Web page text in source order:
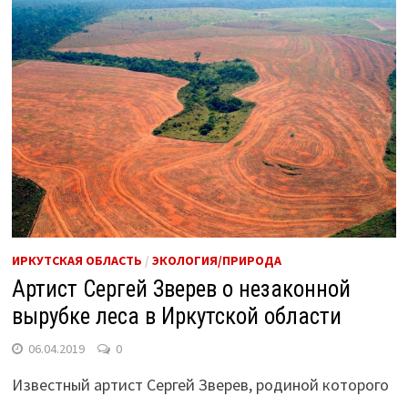
ИРКУТСКАЯ ОБЛАСТЬ / ЭКОЛОГИЯ/ПРИРОДА
Артист Сергей Зверев о незаконной
вырубке леса в Иркутской области
06.04.2019 0
Известный артист Сергей Зверев, родиной которого